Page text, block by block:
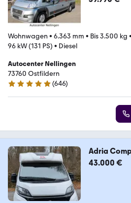
Wohnwagen • 6.363 mm • Bis 3.500 kg •
96 kW (131 PS) • Diesel
Autocenter Nellingen
73760 Ostfildern
4.8 Sterne
(646)
Adria
43.000 €